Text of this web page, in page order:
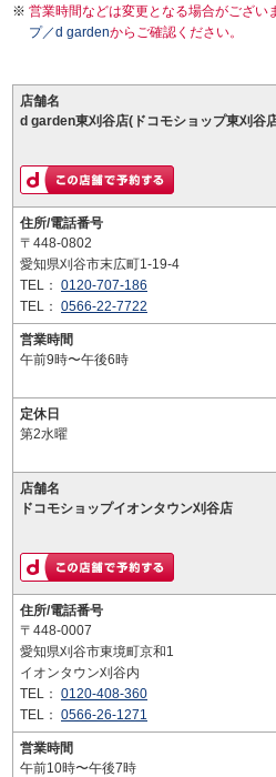
営業時間などは変更となる場合がござい
プ／d gardenからご確認ください。
店舗名
d garden東刈谷店(ドコモショップ東刈谷
住所/電話番号
〒448-0802
愛知県刈谷市末広町1-19-4
TEL： 0120-707-186
TEL： 0566-22-7722
営業時間
午前9時〜午後6時
定休日
第2水曜
店舗名
ドコモショップイオンタウン刈谷店
住所/電話番号
〒448-0007
愛知県刈谷市東境町京和1
イオンタウン刈谷内
TEL： 0120-408-360
TEL： 0566-26-1271
営業時間
午前10時〜午後7時